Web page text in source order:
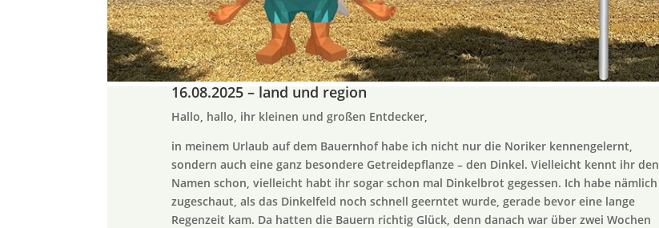
16.08.2025 – land und region
Hallo, hallo, ihr kleinen und großen Entdecker,
in meinem Urlaub auf dem Bauernhof habe ich nicht nur die Noriker kennengelernt,
sondern auch eine ganz besondere Getreidepflanze – den Dinkel. Vielleicht kennt ihr den
Namen schon, vielleicht habt ihr sogar schon mal Dinkelbrot gegessen. Ich habe nämlich
zugeschaut, als das Dinkelfeld noch schnell geerntet wurde, gerade bevor eine lange
Regenzeit kam. Da hatten die Bauern richtig Glück, denn danach war über zwei Wochen